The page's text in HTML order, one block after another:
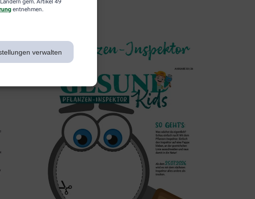
gem. Artikel 49
entnehmen.
verwalten